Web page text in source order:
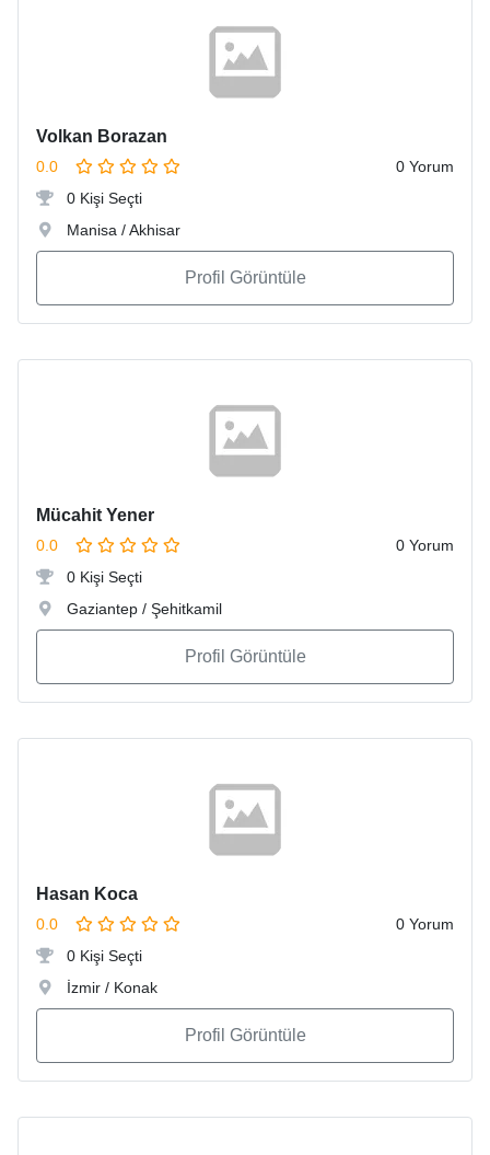
Volkan Borazan
0.0
0 Yorum
0 Kişi Seçti
Manisa / Akhisar
Profil Görüntüle
Mücahit Yener
0.0
0 Yorum
0 Kişi Seçti
Gaziantep / Şehitkamil
Profil Görüntüle
Hasan Koca
0.0
0 Yorum
0 Kişi Seçti
İzmir / Konak
Profil Görüntüle